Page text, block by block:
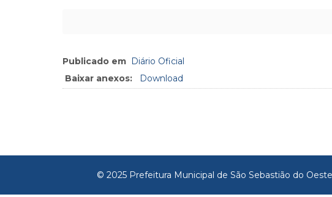
Publicado em Diário Oficial
Baixar anexos:
Download
© 2025 Prefeitura Municipal de São Sebastião do